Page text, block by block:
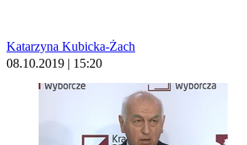
Katarzyna Kubicka-Żach
08.10.2019 | 15:20